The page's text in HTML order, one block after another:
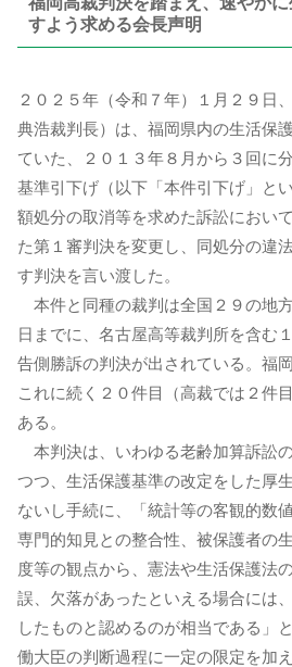
すよう求める会長声明
２０２５年（令和７年）１月２９日
典浩裁判長）は、福岡県内の生活保
ていた、２０１３年８月から３回に
基準引下げ（以下「本件引下げ」と
額処分の取消等を求めた訴訟におい
た第１審判決を変更し、同処分の違
す判決を言い渡した。
本件と同種の裁判は全国２９の地
日までに、名古屋高等裁判所を含む
告側勝訴の判決が出されている。福
これに続く２０件目（高裁では２件
ある。
本判決は、いわゆる老齢加算訴訟
つつ、生活保護基準の改定をした厚
ないし手続に、「統計等の客観的数
専門的知見との整合性、被保護者の
度等の観点から、憲法や生活保護法
誤、欠落があったといえる場合には
したものと認めるのが相当である」
働大臣の判断過程に一定の限定を加